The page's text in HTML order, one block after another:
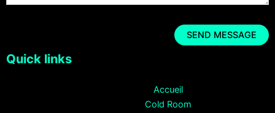
Quick links
Accueil
Cold Room